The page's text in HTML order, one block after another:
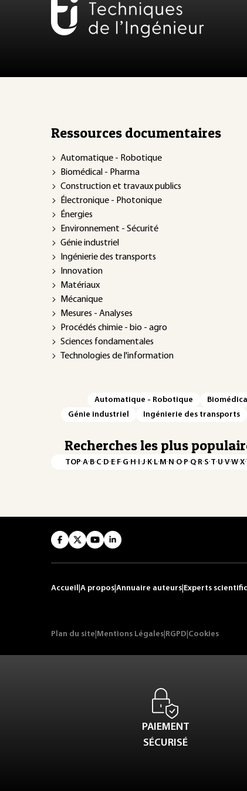
Ressources documentaires
Automatique - Robotique
Biomédical - Pharma
Construction et travaux publics
Électronique - Photonique
Énergies
Environnement - Sécurité
Génie industriel
Ingénierie des transports
Innovation
Matériaux
Mécanique
Mesures - Analyses
Procédés chimie - bio - agro
Sciences fondamentales
Technologies de l'information
Automatique - Robotique
Génie industriel
Ingénierie des transports
Recherches les plus
TOP·A·B·C·D·E·F·G·H·I·J·K·L·M·N·O·P·Q·R·S·T·U·V·W·X·
Accueil A propos Annuaire auteurs Experts
Plan du site Mentions Légales RGPD Cookies
PAIEMENT
SÉCURISÉ